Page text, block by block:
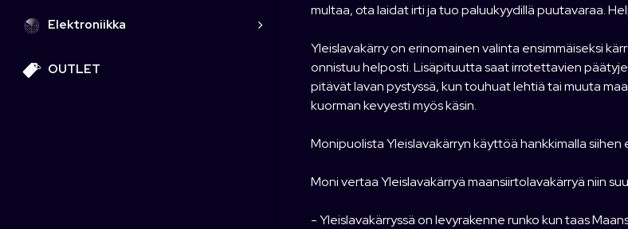
Elektroniikka
OUTLET
multaa, ota laidat irti ja tuo paluukyydillä puutavaraa.
Yleislavakärry on erinomainen valinta ensimmäiseksi
onnistuu helposti. Lisäpituutta saat irrotettavien
pitävät lavan pystyssä, kun touhuat lehtiä tai muuta
kuorman kevyesti myös käsin.
Monipuolista Yleislavakärryn käyttöä hankkimalla
Moni vertaa Yleislavakärryä maansiirtolavakärryä niin
- Yleislavakärryssä on levyrakenne runko kun taas